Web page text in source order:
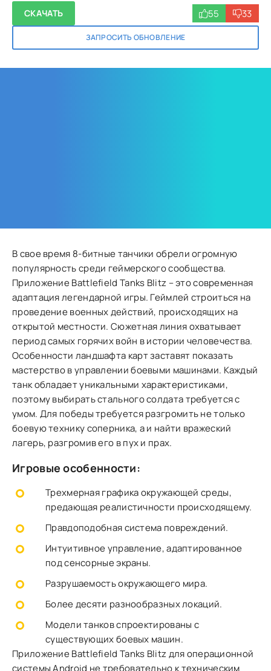
СКАЧАТЬ
ЗАПРОСИТЬ ОБНОВЛЕНИЕ
55 33
В свое время 8-битные танчики обрели огромную
популярность среди геймерского сообщества.
Приложение Battlefield Tanks Blitz – это современная
адаптация легендарной игры. Геймлей строиться на
проведение военных действий, происходящих на
открытой местности. Сюжетная линия охватывает
период самых горячих войн в истории человечества.
Особенности ландшафта карт заставят показать
мастерство в управлении боевыми машинами. Каждый
танк обладает уникальными характеристиками,
поэтому выбирать стального солдата требуется с
умом. Для победы требуется разгромить не только
боевую технику соперника, а и найти вражеский
лагерь, разгромив его в пух и прах.
Игровые особенности:
Трехмерная графика окружающей среды,
предающая реалистичности происходящему.
Правдоподобная система повреждений.
Интуитивное управление, адаптированное
под сенсорные экраны.
Разрушаемость окружающего мира.
Более десяти разнообразных локаций.
Модели танков спроектированы с
существующих боевых машин.
Приложение Battlefield Tanks Blitz для операционной
системы Android не требовательно к техническим